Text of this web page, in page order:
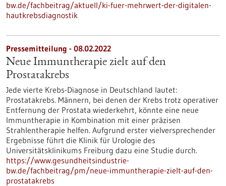
bw.de/fachbeitrag/aktuell/ki-fuer-mehrwert-der-digitalen-
hautkrebsdiagnostik
Pressemitteilung - 08.02.2022
Neue Immuntherapie zielt auf den
Prostatakrebs
Jede vierte Krebs-Diagnose in Deutschland lautet:
Prostatakrebs. Männern, bei denen der Krebs trotz operativer
Entfernung der Prostata wiederkehrt, könnte eine neue
Immuntherapie in Kombination mit einer präzisen
Strahlentherapie helfen. Aufgrund erster vielversprechender
Ergebnisse führt die Klinik für Urologie des
Universitätsklinikums Freiburg dazu eine Studie durch.
https://www.gesundheitsindustrie-
bw.de/fachbeitrag/pm/neue-immuntherapie-zielt-auf-den-
prostatakrebs